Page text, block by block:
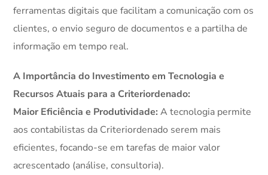
ferramentas digitais que facilitam a comunicação com os
clientes, o envio seguro de documentos e a partilha de
informação em tempo real.
A Importância do Investimento em Tecnologia e
Recursos Atuais para a Criteriordenado:
Maior Eficiência e Produtividade:A tecnologia permite
aos contabilistas da Criteriordenado serem mais
eficientes, focando-se em tarefas de maior valor
acrescentado (análise, consultoria).